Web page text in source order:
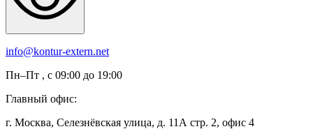
info@kontur-extern.net
Пн–Пт , с 09:00 до 19:00
Главный офис:
г. Москва, Селезнёвская улица, д. 11А стр. 2, офис 4